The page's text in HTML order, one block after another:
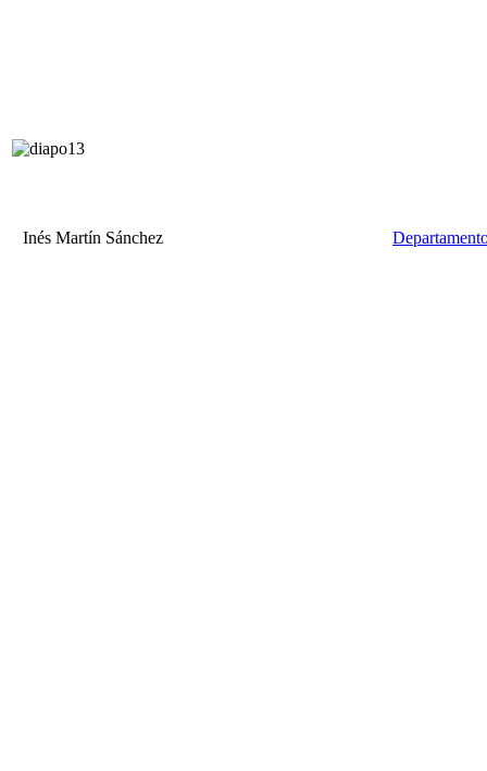
Inés Martín Sánchez